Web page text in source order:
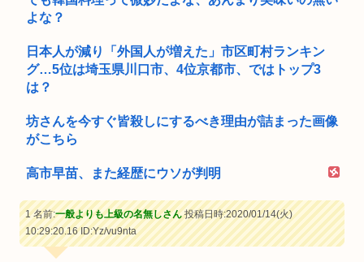
よな？
日本人が減り「外国人が増えた」市区町村ランキン
グ…5位は埼玉県川口市、4位京都市、ではトップ3
は？
坊さんを今すぐ皆殺しにするべき理由が詰まった画像
がこちら
高市早苗、また経歴にウソが判明
1 名前:一般よりも上級の名無しさん投稿日時:2020/01/14(火)
10:29:20.16ID:Yz/vu9nta